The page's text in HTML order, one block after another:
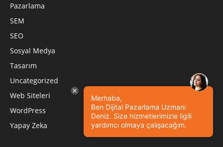
Pazarlama
SEM
SEO
Sosyal Medya
Tasarım
Uncategorized
Web Siteleri
WordPress
Yapay Zeka
Merhaba,
Ben Dijital Pazarlama Uzmanı
Deniz. Size hizmetlerimizle ilgili
yardımcı olmaya çalışacağım.